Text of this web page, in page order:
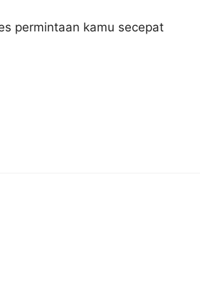
permintaan kamu secepat